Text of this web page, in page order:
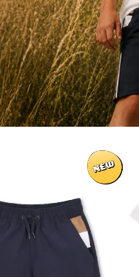
מכנסי
שורט
BOSS
לתינוקות